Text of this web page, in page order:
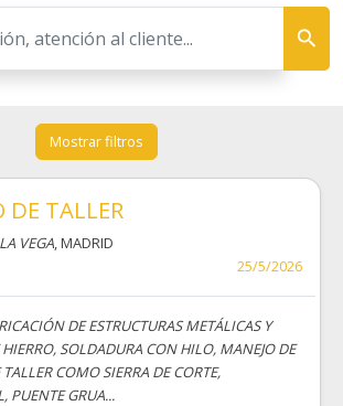
Mostrar filtros
DE TALLER
VEGA, MADRID
25/5/2026
DE ESTRUCTURAS METÁLICAS Y
SOLDADURA CON HILO, MANEJO DE
COMO SIERRA DE CORTE,
PUENTE GRUA...